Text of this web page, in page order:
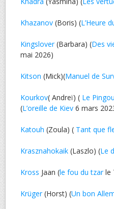
Khazanov (Boris) (L’Heure
Kingslover(Barbara) (Des
mai 2026)
Kitson (Mick)(Manuel de
Kourkov( Andreï) ( Le
(L’oreille de Kiev 6 mars
Katouh (Zoula) ( Tant que
Krasznahokaik (Laszlo) (Le
Kross Jaan (le fou du tzarle
Krüger(Horst) (Un bon